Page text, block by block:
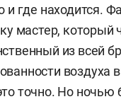
и где находится.
мастер, который
из всей
воздуха
точно. Но ночью